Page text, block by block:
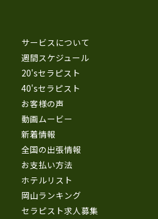
サービスについて
週間スケジュール
20'sセラピスト
40'sセラピスト
お客様の声
動画ムービー
新着情報
全国の出張情報
お支払い方法
ホテルリスト
岡山ランキング
セラピスト求人募集